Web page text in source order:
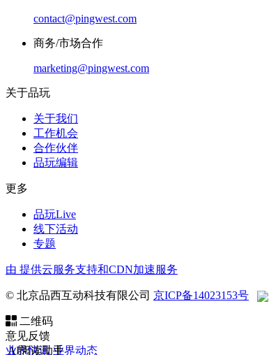
contact@pingwest.com
商务/市场合作
marketing@pingwest.com
关于品玩
关于我们
工作机会
合作伙伴
品玩编辑
更多
品玩Live
线下活动
专题
由 提供云服务支持和CDN加速服务
© 北京品西互动科技有限公司 京ICP备14023153号
二维码
意见反馈
业界快讯 业界动态
AI阅读助手